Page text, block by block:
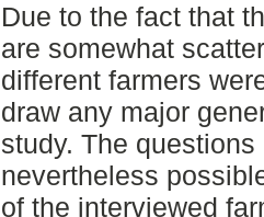
Due to the fact that
are somewhat
different farmers
draw any major
study. The
nevertheless
of the interviewed